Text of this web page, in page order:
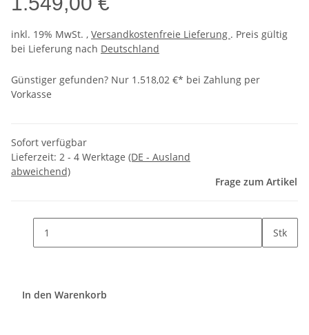
inkl. 19% MwSt. , Versandkostenfreie Lieferung . Preis gültig
bei Lieferung nach Deutschland
Günstiger gefunden? Nur 1.518,02 €* bei Zahlung per
Vorkasse
Sofort verfügbar
Lieferzeit: 2 - 4 Werktage (DE - Ausland
abweichend)
Frage zum Artikel
Stk
In den Warenkorb